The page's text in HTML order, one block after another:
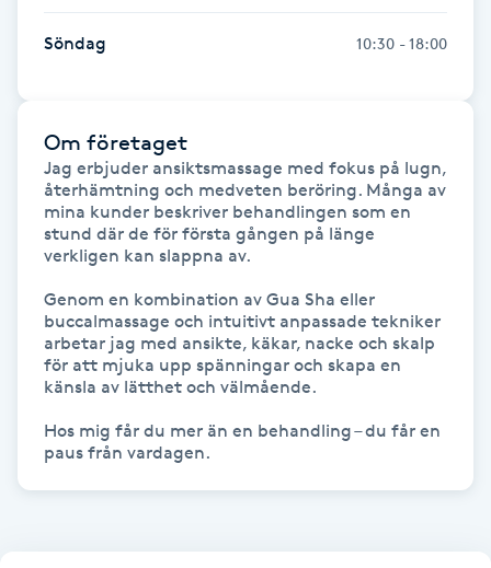
Gua Sha-massage
Hatha Yoga
Headspa
Healing
Herrklippning
HIFU
Hollywood Peel
Söndag 10:30 - 18:00
Om företaget
Jag erbjuder ansiktsmassage med fokus på lugn,
återhämtning och medveten beröring. Många av
mina kunder beskriver behandlingen som en
stund där de för första gången på länge
verkligen kan slappna av.
Genom en kombination av Gua Sha eller
buccalmassage och intuitivt anpassade tekniker
arbetar jag med ansikte, käkar, nacke och skalp
för att mjuka upp spänningar och skapa en
känsla av lätthet och välmående.
Hos mig får du mer än en behandling – du får en
paus från vardagen.